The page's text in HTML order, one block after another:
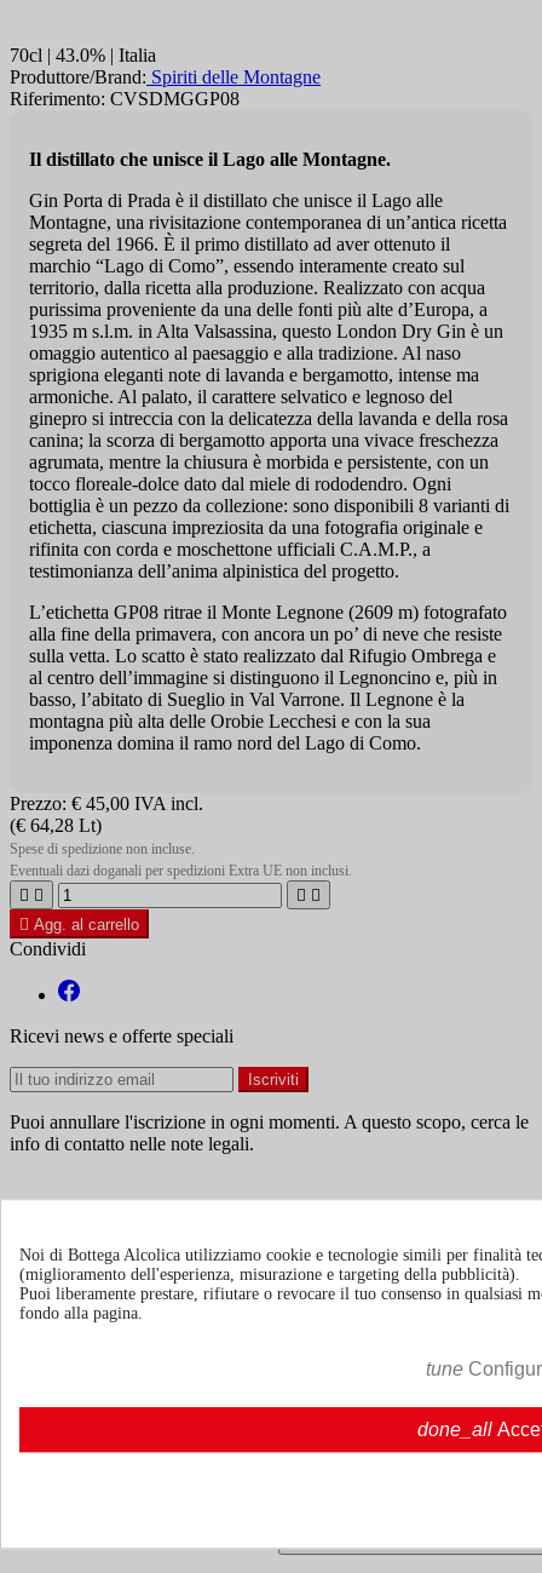
70cl | 43.0% | Italia
Produttore/Brand: Spiriti delle Montagne
Riferimento: CVSDMGGP08
Il distillato che unisce il Lago alle Montagne.
Gin Porta di Prada è il distillato che unisce il Lago alle
Montagne, una rivisitazione contemporanea di un’antica ricetta
segreta del 1966. È il primo distillato ad aver ottenuto il
marchio “Lago di Como”, essendo interamente creato sul
territorio, dalla ricetta alla produzione. Realizzato con acqua
purissima proveniente da una delle fonti più alte d’Europa, a
1935 m s.l.m. in Alta Valsassina, questo London Dry Gin è un
omaggio autentico al paesaggio e alla tradizione. Al naso
sprigiona eleganti note di lavanda e bergamotto, intense ma
armoniche. Al palato, il carattere selvatico e legnoso del
ginepro si intreccia con la delicatezza della lavanda e della rosa
canina; la scorza di bergamotto apporta una vivace freschezza
agrumata, mentre la chiusura è morbida e persistente, con un
tocco floreale-dolce dato dal miele di rododendro. Ogni
bottiglia è un pezzo da collezione: sono disponibili 8 varianti di
etichetta, ciascuna impreziosita da una fotografia originale e
rifinita con corda e moschettone ufficiali C.A.M.P., a
testimonianza dell’anima alpinistica del progetto.
L’etichetta GP08 ritrae il Monte Legnone (2609 m) fotografato
alla fine della primavera, con ancora un po’ di neve che resiste
sulla vetta. Lo scatto è stato realizzato dal Rifugio Ombrega e
al centro dell’immagine si distinguono il Legnoncino e, più in
basso, l’abitato di Sueglio in Val Varrone. Il Legnone è la
montagna più alta delle Orobie Lecchesi e con la sua
imponenza domina il ramo nord del Lago di Como.
Prezzo: € 45,00 IVA incl.
(€ 64,28 Lt)
Spese di spedizione non incluse.
Eventuali dazi doganali per spedizioni Extra UE non inclusi.
   
 Agg. al carrello
Condividi
Ricevi news e offerte speciali
Puoi annullare l'iscrizione in ogni momenti. A questo scopo, cerca le
info di contatto nelle note legali.
Termini e condizioni Spedizione e consegna
Chi siamo | Bottegaalcolica.com
FAQDomande frequenti |
Noi di Bottega Alcolica utilizziamo cookie e tecnologie simili per finalità
(miglioramento dell'esperienza, misurazione e targeting della pubblicità).
Puoi liberamente prestare, rifiutare o revocare il tuo consenso in qualsiasi
fondo alla pagina.
tune
done_all